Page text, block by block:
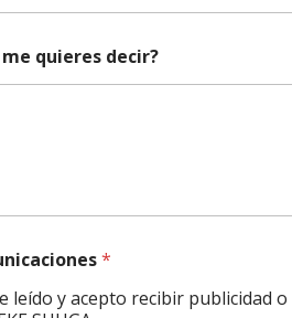
me quieres decir?
*
leído y acepto recibir publicidad